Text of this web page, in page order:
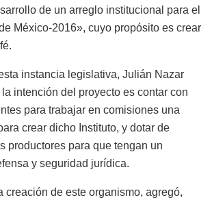
de un arreglo institucional para el
México-2016», cuyo propósito es crear
instancia legislativa, Julián Nazar
intención del proyecto es contar con
para trabajar en comisiones una
crear dicho Instituto, y dotar de
productores para que tengan un
y seguridad jurídica.
creación de este organismo, agregó,